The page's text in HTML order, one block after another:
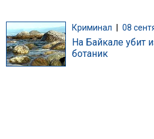
Криминал 08
На Байкале убит
ботаник